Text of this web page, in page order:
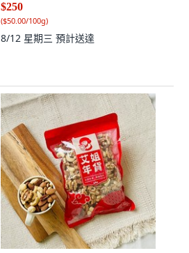
$250
($50.00/100g)
8/12 星期三 預計送達